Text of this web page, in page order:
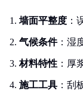
墙面平整度 ：
气候条件：湿
材料特性 ：厚
施工工具 ：刮